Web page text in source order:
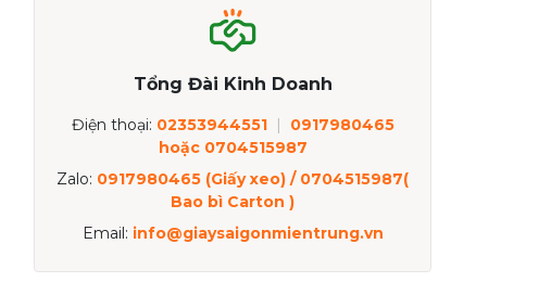
Tổng Đài Kinh Doanh
Điện thoại: 02353944551 |
0917980465
hoặc 0704515987
Zalo: 0917980465 (Giấy xeo) / 0704515987(
Bao bì Carton )
Email: info@giaysaigonmientrung.vn